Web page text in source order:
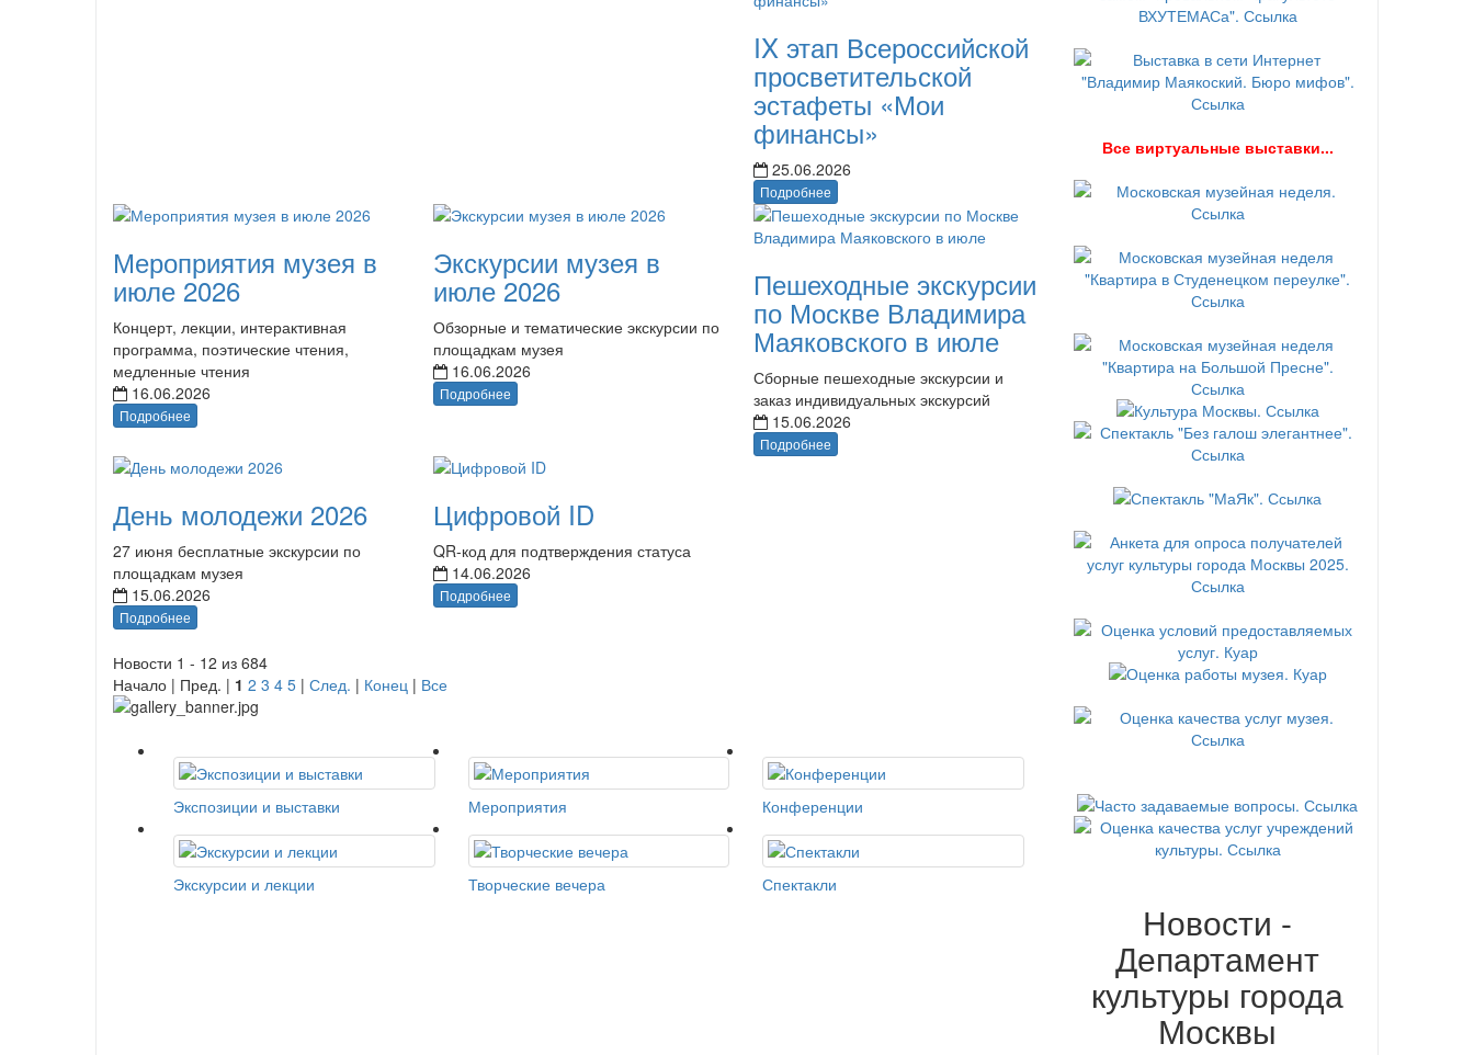
IX этап Всероссийской
просветительской
эстафеты «Мои
финансы»
25.06.2026
Подробнее
Мероприятия музея в
июле 2026
Концерт, лекции, интерактивная
программа, поэтические чтения,
медленные чтения
16.06.2026
Подробнее
Экскурсии музея в
июле 2026
Обзорные и тематические экскурсии по
площадкам музея
16.06.2026
Подробнее
Пешеходные экскурсии
по Москве Владимира
Маяковского в июле
Сборные пешеходные экскурсии и
заказ индивидуальных экскурсий
15.06.2026
Подробнее
День молодежи 2026
27 июня бесплатные экскурсии по
площадкам музея
15.06.2026
Подробнее
Цифровой ID
QR-код для подтверждения статуса
14.06.2026
Подробнее
Новости 1 - 12 из 684
Начало | Пред. | 1 2 3 4 5 | След. | Конец | Все
Экспозиции и выставки Мероприятия Конференции
Экскурсии и лекции Творческие вечера Спектакли
Все виртуальные выставки...
Новости -
Департамент
культуры города
Москвы